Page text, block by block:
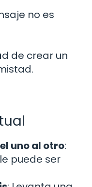
no es
de crear un
uno al otro:
puede ser